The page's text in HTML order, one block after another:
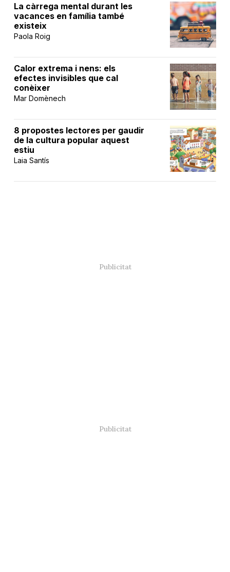
La càrrega mental durant les
vacances en família també
existeix
Paola Roig
Calor extrema i nens: els
efectes invisibles que cal
conèixer
Mar Domènech
8 propostes lectores per gaudir
de la cultura popular aquest
estiu
Laia Santís